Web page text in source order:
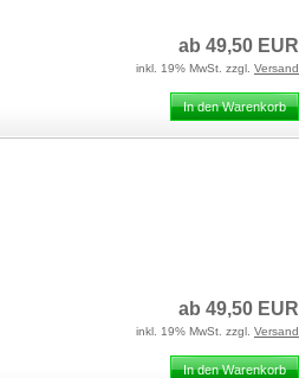
ab 49,50 EUR
inkl. 19% MwSt. zzgl. Versand
In den Warenkorb
ab 49,50 EUR
inkl. 19% MwSt. zzgl. Versand
In den Warenkorb